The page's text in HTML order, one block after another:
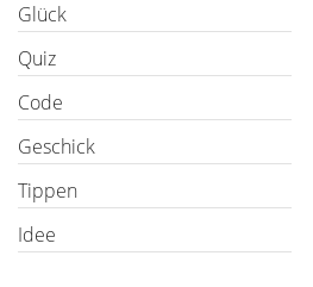
Glück
Quiz
Code
Geschick
Tippen
Idee